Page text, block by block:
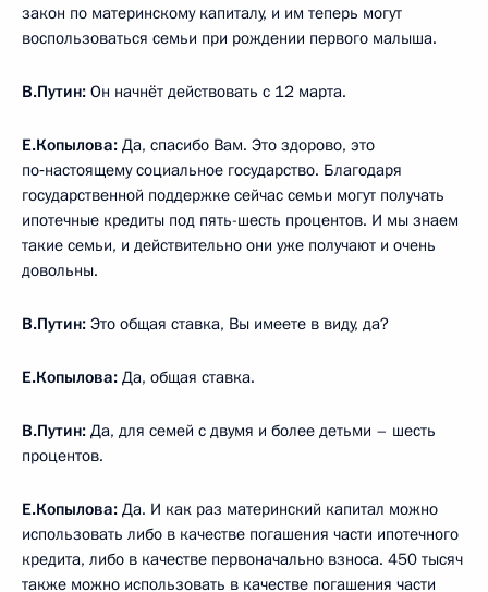
закон по материнскому капиталу, и им теперь могут
воспользоваться семьи при рождении первого малыша.
В.Путин: Он начнёт действовать с 12 марта.
Е.Копылова: Да, спасибо Вам. Это здорово, это
по‑настоящему социальное государство. Благодаря
государственной поддержке сейчас семьи могут получать
ипотечные кредиты под пять-шесть процентов. И мы знаем
такие семьи, и действительно они уже получают и очень
довольны.
В.Путин: Это общая ставка, Вы имеете в виду, да?
Е.Копылова: Да, общая ставка.
В.Путин: Да, для семей с двумя и более детьми – шесть
процентов.
Е.Копылова: Да. И как раз материнский капитал можно
использовать либо в качестве погашения части ипотечного
кредита, либо в качестве первоначально взноса. 450 тысяч
также можно использовать в качестве погашения части